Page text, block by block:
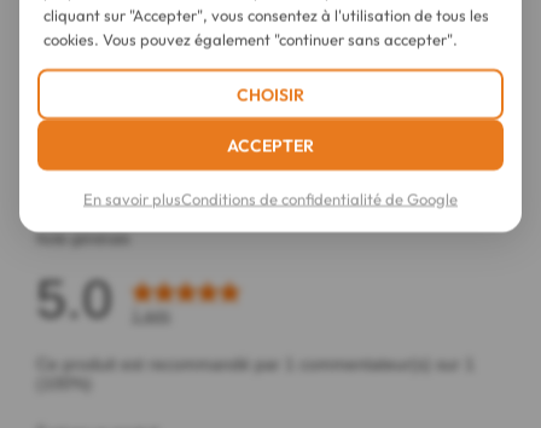
cliquant sur "Accepter", vous consentez à l'utilisation de tous les
cookies. Vous pouvez également "continuer sans accepter".
CHOISIR
ACCEPTER
En savoir plusConditions de confidentialité de Google